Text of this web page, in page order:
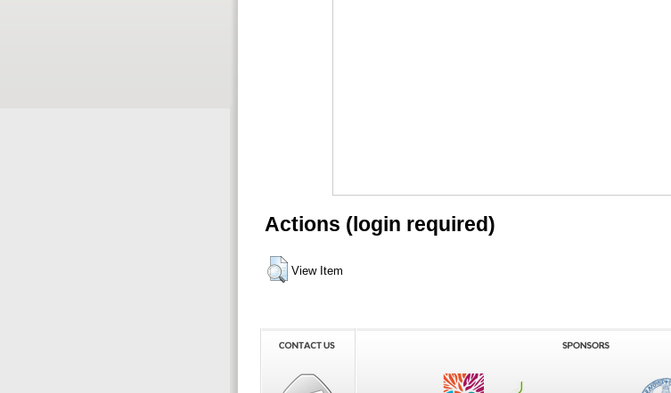
Actions (login required)
View Item